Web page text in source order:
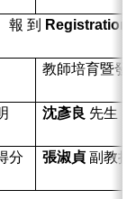
報 到 Registration
教師培育暨發
沈彥良 先生
分
張淑貞 副教授